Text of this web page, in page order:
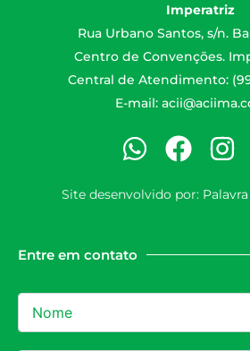
Imperatriz
Rua Urbano Santos, s/n.
Centro de Convenções.
Central de Atendimento:
E-mail:
Site desenvolvido por:
Entre em contato